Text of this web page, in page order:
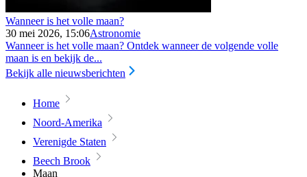
Wanneer is het volle maan?
30 mei 2026, 15:06Astronomie
Wanneer is het volle maan? Ontdek wanneer de volgende volle
maan is en bekijk de...
Bekijk alle nieuwsberichten
Home
Noord-Amerika
Verenigde Staten
Beech Brook
Maan